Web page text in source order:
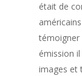
était de
témoigner
émission
images et